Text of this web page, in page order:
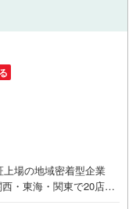
場の地域密着型企業
・東海・関東で20店舗